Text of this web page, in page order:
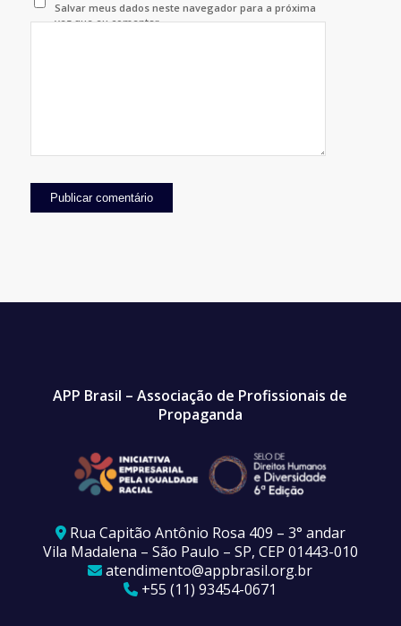
Salvar meus dados neste navegador para a próxima
vez que eu comentar.
APP Brasil – Associação de Profissionais de
Propaganda
Rua Capitão Antônio Rosa 409 – 3° andar
Vila Madalena – São Paulo – SP, CEP 01443-010
atendimento@appbrasil.org.br
+55 (11) 93454-0671